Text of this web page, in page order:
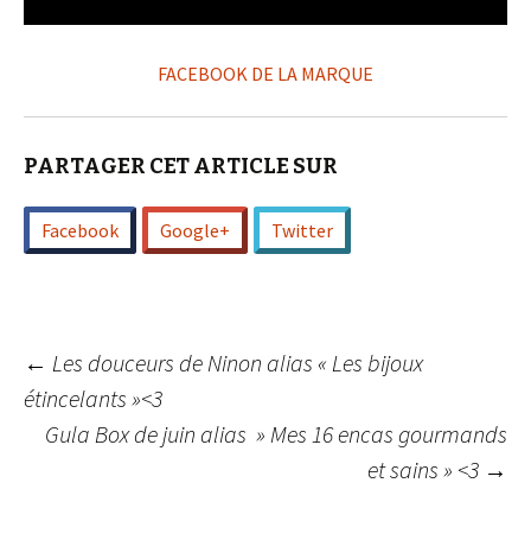
FACEBOOK DE LA MARQUE
PARTAGER CET ARTICLE SUR
Facebook Google+ Twitter
Navigation
des
← Les douceurs de Ninon alias « Les bijoux
étincelants »<3
Gula Box de juin alias » Mes 16 encas gourmands
et sains » <3 →